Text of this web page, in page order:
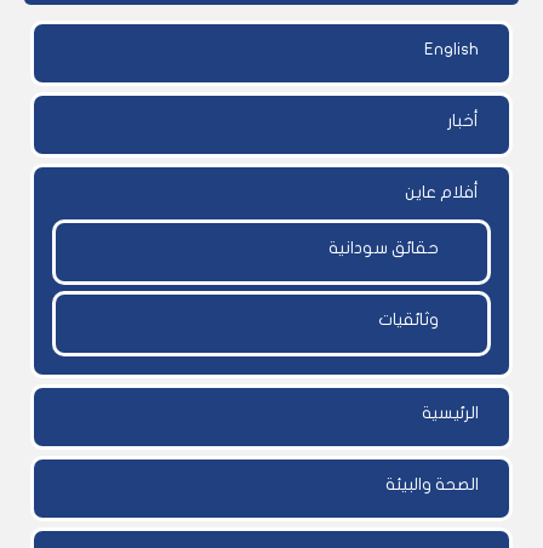
English
أخبار
أفلام عاين
حقائق سودانية
وثائقيات
الرئيسية
الصحة والبيئة